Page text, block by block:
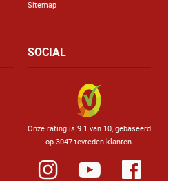
Sitemap
SOCIAL
Onze rating is 9.1 van 10, gebaseerd
op 3047 tevreden klanten.